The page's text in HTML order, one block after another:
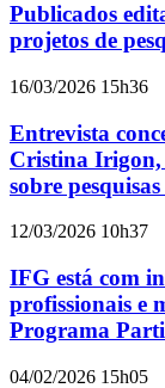
Publicados
projetos de
16/03/2026 15h36
Entrevista
Cristina Irigon,
sobre
12/03/2026 10h37
IFG está com
profissionais e
Programa
04/02/2026 15h05